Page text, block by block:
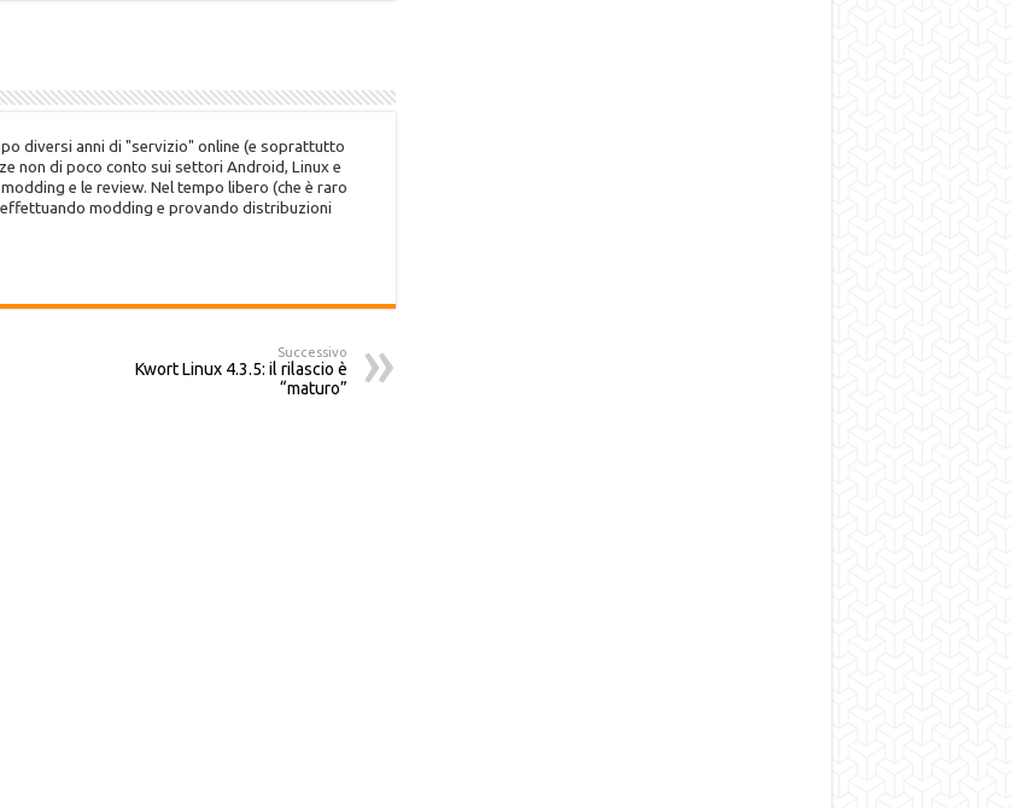
diversi anni di "servizio" online (e soprattutto
non di poco conto sui settori Android, Linux e
e le review. Nel tempo libero (che è raro
modding e provando distribuzioni
Successivo
Kwort Linux 4.3.5: il rilascio è
“maturo”